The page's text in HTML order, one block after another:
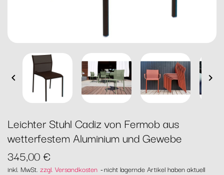
 
Leichter Stuhl Cadiz von Fermob aus
wetterfestem Aluminium und Gewebe
345,00 €
inkl. MwSt. zzgl. Versandkosten nicht lagernde Artikel haben aktuell